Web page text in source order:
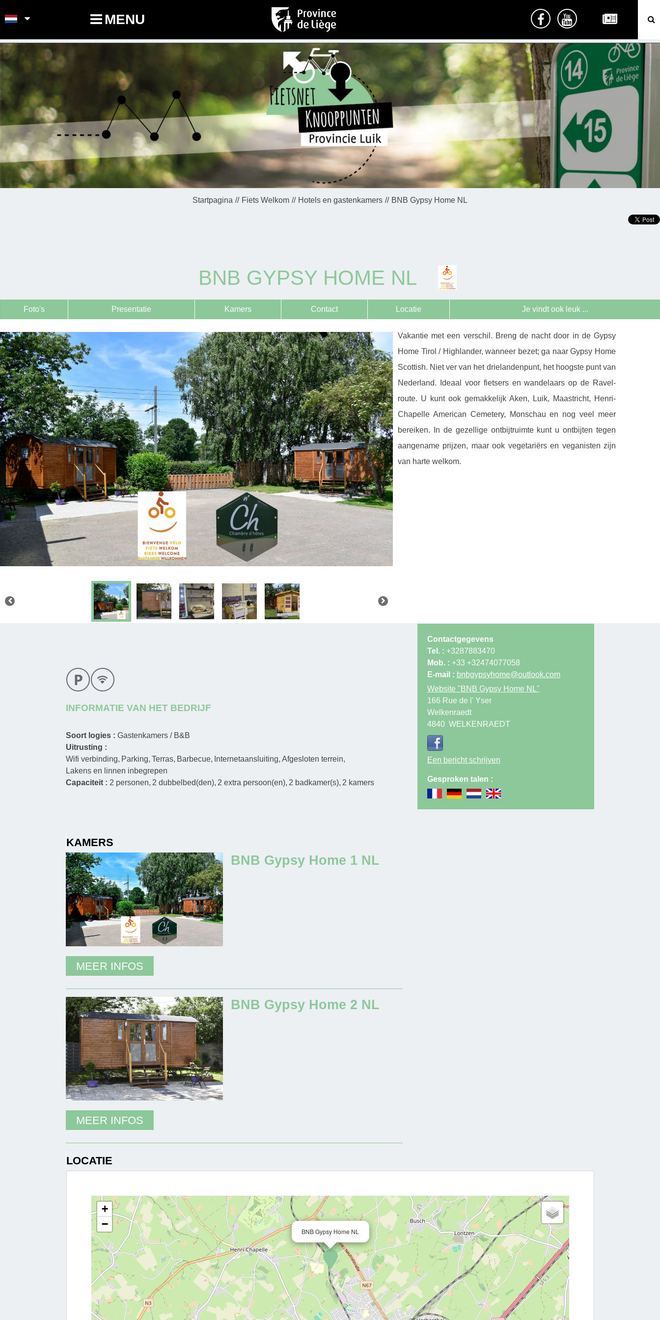
MENU
Startpagina Fiets Welkom Hotels en gastenkamers BNB Gypsy Home NL
BNB GYPSY HOME NL
Foto's Presentatie Kamers Contact Locatie Je vindt ook leuk ...
Vakantie met een verschil. Breng de nacht door in de Gypsy
Home Tirol / Highlander, wanneer bezet; ga naar Gypsy Home
Scottish. Niet ver van het drielandenpunt, het hoogste punt van
Nederland. Ideaal voor fietsers en wandelaars op de Ravel-
route. U kunt ook gemakkelijk Aken, Luik, Maastricht, Henri-
Chapelle American Cemetery, Monschau en nog veel meer
bereiken. In de gezellige ontbijtruimte kunt u ontbijten tegen
aangename prijzen, maar ook vegetariërs en veganisten zijn
van harte welkom.
INFORMATIE VAN HET BEDRIJF
Soort logies :Gastenkamers / B&B
Uitrusting :
Wifi verbinding Parking Terras Barbecue Internetaansluiting Afgesloten terrein
Lakens en linnen inbegrepen
Capaciteit : 2 personen 2 dubbelbed(den) 2 extra persoon(en) 2 badkamer(s) 2 kamers
KAMERS
BNB Gypsy Home 1 NL
MEER INFOS
BNB Gypsy Home 2 NL
MEER INFOS
Contactgegevens
Tel. : +3287883470
Mob. : +33 +32474077058
E-mail : bnbgypsyhome@outlook.com
Website "BNB Gypsy Home NL"
166 Rue de l' Yser
Welkenraedt
4840 WELKENRAEDT
Een bericht schrijven
Gesproken talen :
LOCATIE
BNB Gypsy Home NL
+
−